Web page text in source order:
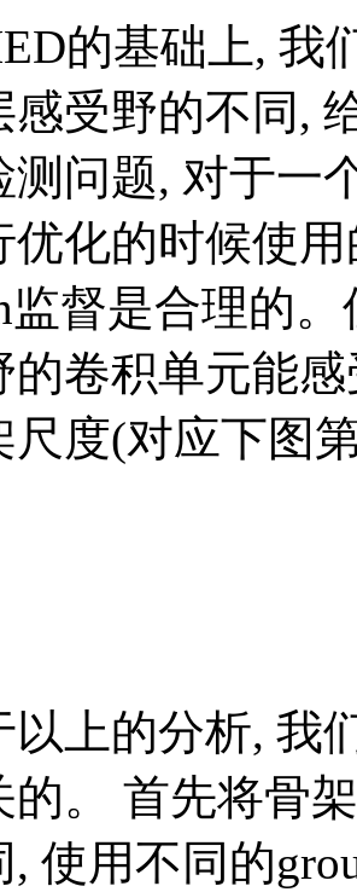
的基础上, 我
感受野的不同,
测问题, 对于一
优化的时候使用
监督是合理的
的卷积单元能
尺度(对应下图
以上的分析, 我
的。 首先将骨
, 使用不同的